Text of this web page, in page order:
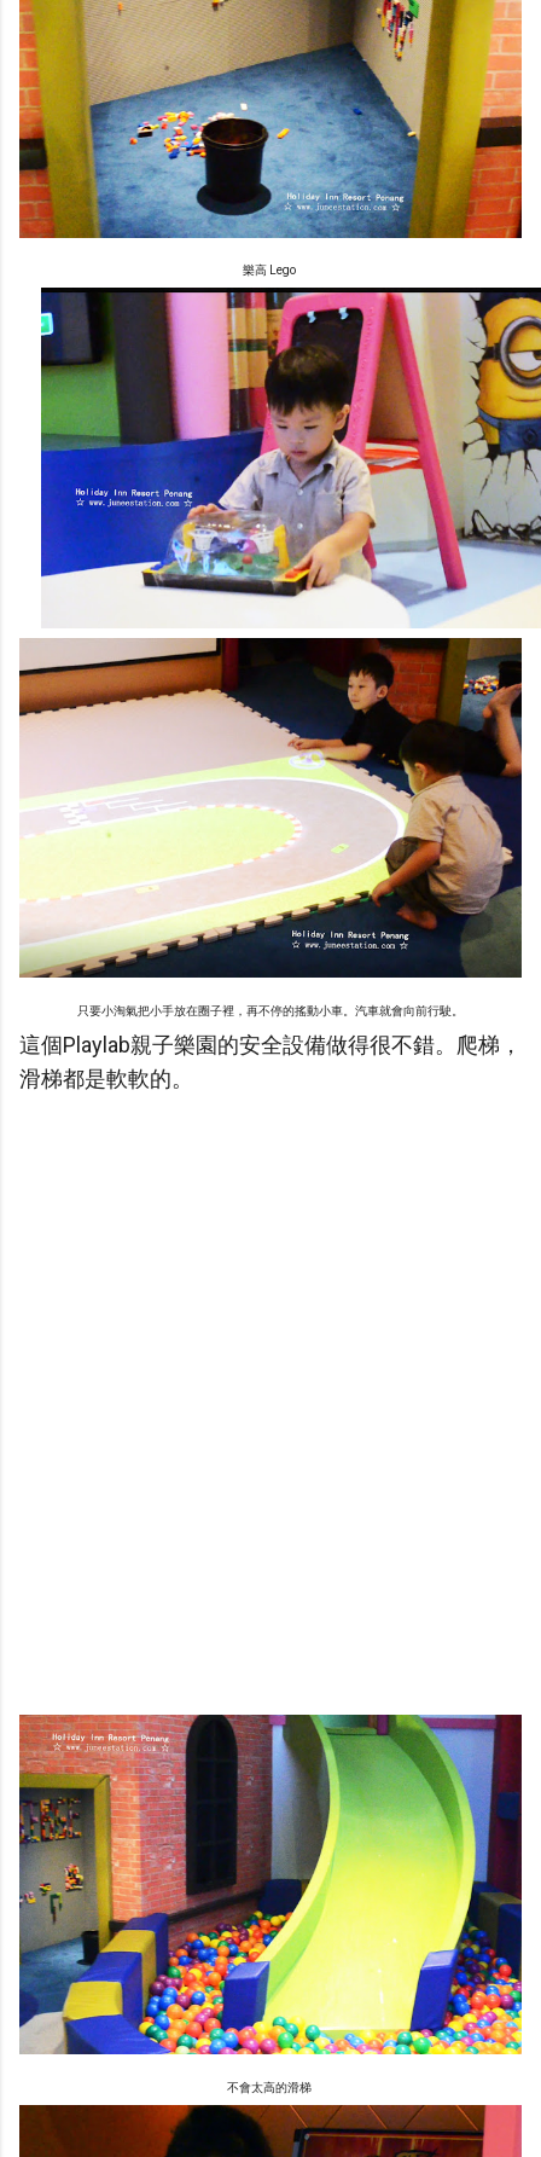
樂高 Lego
只要小淘氣把小手放在圈子裡，再不停的搖動小車。汽車就會向前行駛。
這個Playlab親子樂園的安全設備做得很不錯。爬梯，
滑梯都是軟軟的。
不會太高的滑梯